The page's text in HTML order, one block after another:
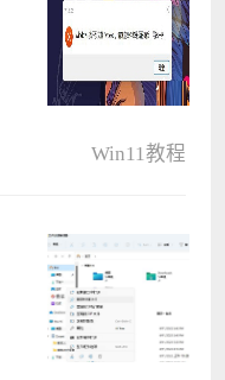
Win11教程